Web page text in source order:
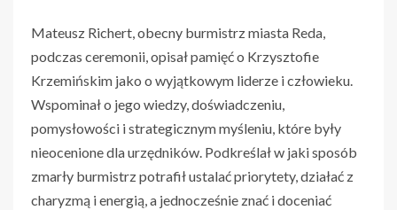
Mateusz Richert, obecny burmistrz miasta Reda,
podczas ceremonii, opisał pamięć o Krzysztofie
Krzemińskim jako o wyjątkowym liderze i człowieku.
Wspominał o jego wiedzy, doświadczeniu,
pomysłowości i strategicznym myśleniu, które były
nieocenione dla urzędników. Podkreślał w jaki sposób
zmarły burmistrz potrafił ustalać priorytety, działać z
charyzmą i energią, a jednocześnie znać i doceniać